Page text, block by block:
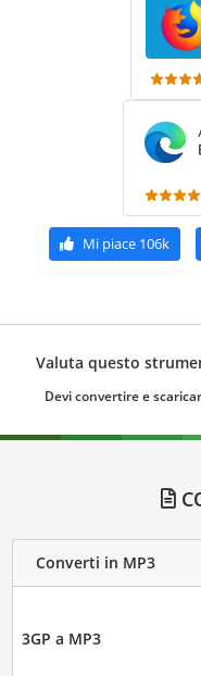
Mi piace 106k
Valuta questo
Devi convertire e
Converti in MP3
3GP a MP3